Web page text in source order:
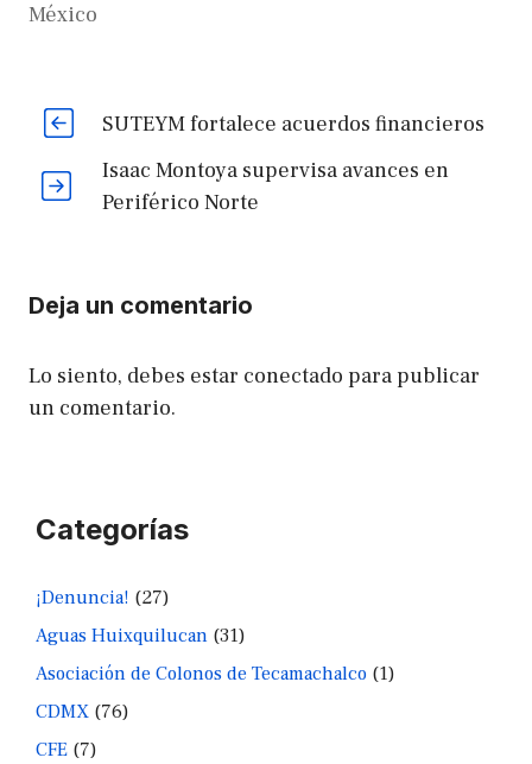
México
SUTEYM fortalece acuerdos financieros
Isaac Montoya supervisa avances en
Periférico Norte
Deja un comentario
Lo siento, debes estar conectado para publicar
un comentario.
Categorías
¡Denuncia! (27)
Aguas Huixquilucan (31)
Asociación de Colonos de Tecamachalco (1)
CDMX (76)
CFE (7)